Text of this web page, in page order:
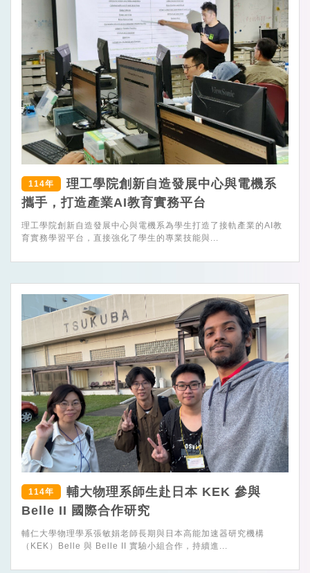
114年
理工學院創新自造發展中心與電機系
攜手，打造產業AI教育實務平台
理工學院創新自造發展中心與電機系為學生打造了接軌產業的AI教
育實務學習平台，直接強化了學生的專業技能與...
114年
輔大物理系師生赴日本 KEK 參與
Belle II 國際合作研究
輔仁大學物理學系張敏娟老師長期與日本高能加速器研究機構
（KEK）Belle 與 Belle II 實驗小組合作，持續進...